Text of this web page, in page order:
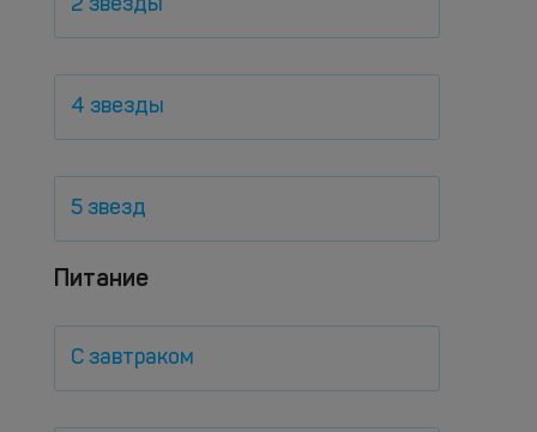
2 звезды
4 звезды
5 звезд
Питание
С завтраком